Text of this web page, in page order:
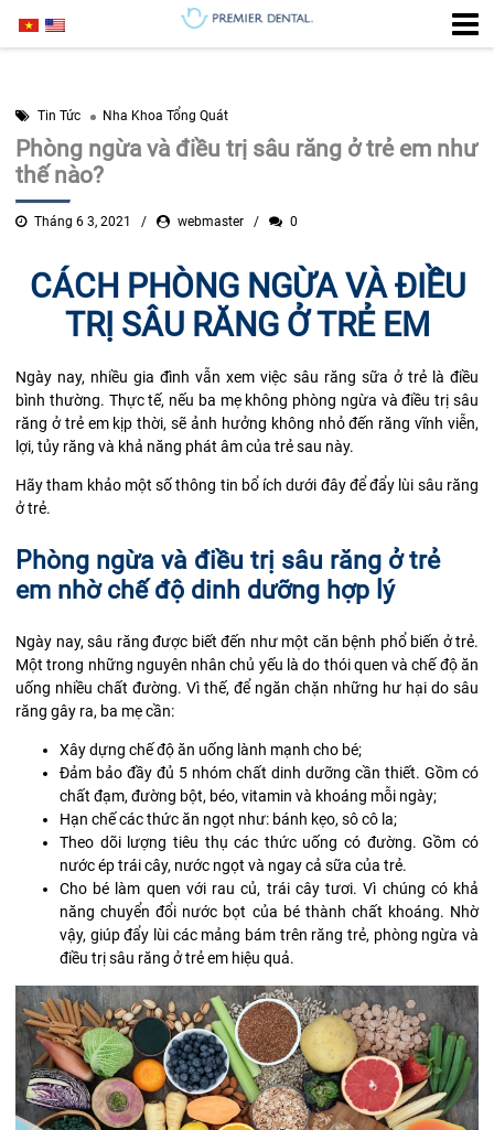
Tin Tức Nha Khoa Tổng Quát
Phòng ngừa và điều trị sâu răng ở trẻ em như
thế nào?
Tháng 6 3, 2021 webmaster 0
CÁCH PHÒNG NGỪA VÀ ĐIỀU
TRỊ SÂU RĂNG Ở TRẺ EM
Ngày nay, nhiều gia đình vẫn xem việc sâu răng sữa ở trẻ là điều
bình thường. Thực tế, nếu ba mẹ không phòng ngừa và điều trị sâu
răng ở trẻ em kịp thời, sẽ ảnh hưởng không nhỏ đến răng vĩnh viễn,
lợi, tủy răng và khả năng phát âm của trẻ sau này.
Hãy tham khảo một số thông tin bổ ích dưới đây để đẩy lùi sâu răng
ở trẻ.
Phòng ngừa và điều trị sâu răng ở trẻ
em nhờ chế độ dinh dưỡng hợp lý
Ngày nay, sâu răng được biết đến như một căn bệnh phổ biến ở trẻ.
Một trong những nguyên nhân chủ yếu là do thói quen và chế độ ăn
uống nhiều chất đường. Vì thế, để ngăn chặn những hư hại do sâu
răng gây ra, ba mẹ cần:
Xây dựng chế độ ăn uống lành mạnh cho bé;
Đảm bảo đầy đủ 5 nhóm chất dinh dưỡng cần thiết. Gồm có
chất đạm, đường bột, béo,vitamin và khoáng mỗi ngày;
Hạn chế các thức ăn ngọt như: bánh kẹo, sô cô la;
Theo dõi lượng tiêu thụ các thức uống có đường. Gồm có
nước ép trái cây, nước ngọt và ngay cả sữa của trẻ.
Cho bé làm quen với rau củ, trái cây tươi. Vì chúng có khả
năng chuyển đổi nước bọt của bé thành chất khoáng. Nhờ
vậy, giúp đẩy lùi các mảng bám trên răng trẻ, phòng ngừa và
điều trị sâu răng ở trẻ em hiệu quả.